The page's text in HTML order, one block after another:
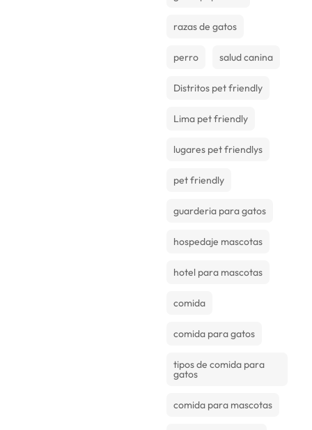
razas de gatos
perro salud canina
Distritos pet friendly
Lima pet friendly
lugares pet friendlys
pet friendly
guarderia para gatos
hospedaje mascotas
hotel para mascotas
comida
comida para gatos
tipos de comida para
gatos
comida para mascotas